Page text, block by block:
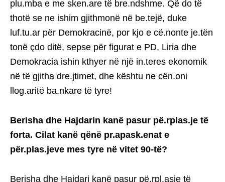
plu.mba e me sken.are të bre.ndshme. Që do të
thotë se ne ishim gjithmonë në be.tejë, duke
luf.tu.ar për Demokracinë, por kjo e cë.nonte je.tën
tonë çdo ditë, sepse për figurat e PD, Liria dhe
Demokracia ishin kthyer në një in.teres ekonomik
në të gjitha dre.jtimet, dhe kështu ne cën.oni
llog.aritë ba.nkare të tyre!
Berisha dhe Hajdarin kanë pasur pë.rplas.je të
forta. Cilat kanë qënë pr.apask.enat e
për.plas.jeve mes tyre në vitet 90-të?
Berisha dhe Hajdari kanë pasur pë.rpl.asje të